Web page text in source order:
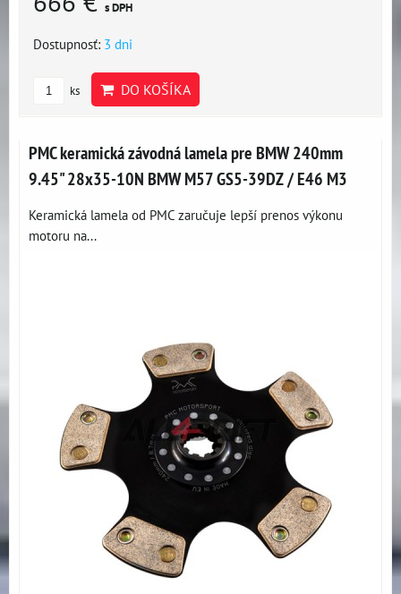
s DPH
Dostupnosť: 3 dni
ks DO KOŠÍKA
PMC keramická závodná lamela pre BMW 240mm
9.45" 28x35-10N BMW M57 GS5-39DZ / E46 M3
Keramická lamela od PMC zaručuje lepší prenos výkonu
motoru na...